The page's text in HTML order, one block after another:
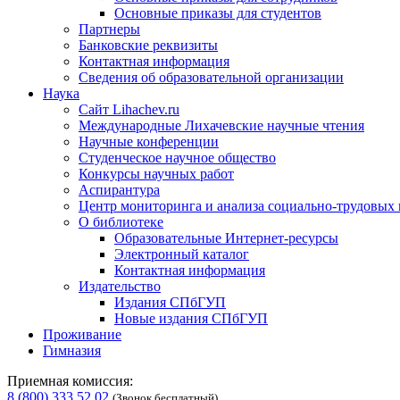
Основные приказы для студентов
Партнеры
Банковские реквизиты
Контактная информация
Сведения об образовательной организации
Наука
Сайт Lihachev.ru
Международные Лихачевские научные чтения
Научные конференции
Студенческое научное общество
Конкурсы научных работ
Аспирантура
Центр мониторинга и анализа социально-трудовых
О библиотеке
Образовательные Интернет-ресурсы
Электронный каталог
Контактная информация
Издательство
Издания СПбГУП
Новые издания СПбГУП
Проживание
Гимназия
Приемная комиссия:
8 (800) 333 52 02